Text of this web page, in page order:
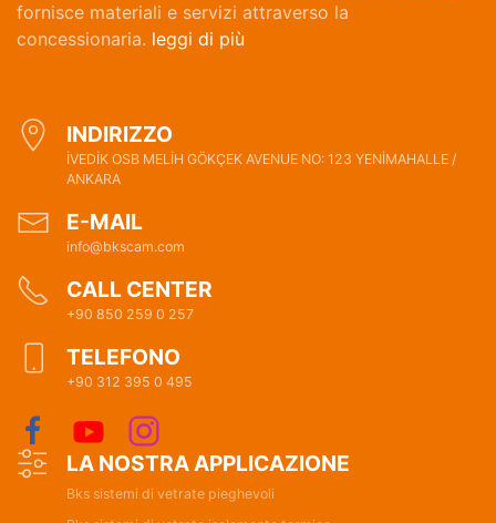
fornisce materiali e servizi attraverso la
concessionaria. leggi di più
INDIRIZZO
İVEDİK OSB MELİH GÖKÇEK AVENUE NO: 123 YENİMAHALLE /
ANKARA
E-MAIL
info@bkscam.com
CALL CENTER
+90 850 259 0 257
TELEFONO
+90 312 395 0 495
LA NOSTRA APPLICAZIONE
Bks sistemi di vetrate pieghevoli